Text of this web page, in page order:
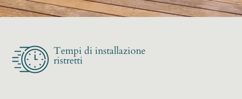
Tempi di installazione
ristretti